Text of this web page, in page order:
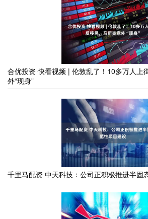
合优投资 快看视频 | 伦敦乱了！10多万人上
外“现身”
千里马配资 中天科技：公司正积极推进半固